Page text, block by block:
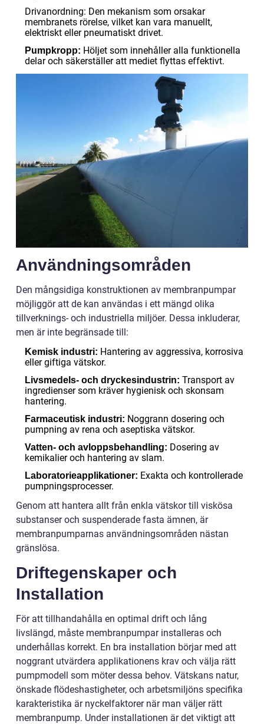
Drivanordning: Den mekanism som orsakar
membranets rörelse, vilket kan vara manuellt,
elektriskt eller pneumatiskt drivet.
Pumpkropp: Höljet som innehåller alla funktionella
delar och säkerställer att mediet flyttas effektivt.
Användningsområden
Den mångsidiga konstruktionen av membranpumpar
möjliggör att de kan användas i ett mängd olika
tillverknings- och industriella miljöer. Dessa inkluderar,
men är inte begränsade till:
Kemisk industri: Hantering av aggressiva, korrosiva
eller giftiga vätskor.
Livsmedels- och dryckesindustrin: Transport av
ingredienser som kräver hygienisk och skonsam
hantering.
Farmaceutisk industri: Noggrann dosering och
pumpning av rena och aseptiska vätskor.
Vatten- och avloppsbehandling: Dosering av
kemikalier och hantering av slam.
Laboratorieapplikationer: Exakta och kontrollerade
pumpningsprocesser.
Genom att hantera allt från enkla vätskor till viskösa
substanser och suspenderade fasta ämnen, är
membranpumparnas användningsområden nästan
gränslösa.
Driftegenskaper och
Installation
För att tillhandahålla en optimal drift och lång
livslängd, måste membranpumpar installeras och
underhållas korrekt. En bra installation börjar med att
noggrant utvärdera applikationens krav och välja rätt
pumpmodell som möter dessa behov. Vätskans natur,
önskade flödeshastigheter, och arbetsmiljöns specifika
karakteristika är nyckelfaktorer när man väljer rätt
membranpump. Under installationen är det viktigt att